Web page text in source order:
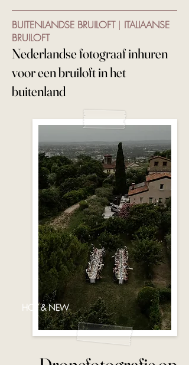
BUITENLANDSE BRUILOFT | ITALIAANSE
BRUILOFT
Nederlandse fotograaf inhuren
voor een bruiloft in het
buitenland
HOT & NEW